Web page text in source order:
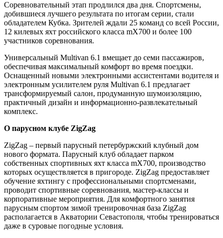
Соревновательный этап продлился два дня. Спортсмены,
добившиеся лучшего результата по итогам серии, стали
обладателем Кубка. Зрителей ждали 25 команд со всей России,
12 килевых яхт российского класса mX700 и более 100
участников соревнования.
Универсальный Multivan 6.1 вмещает до семи пассажиров,
обеспечивая максимальный комфорт во время поездки.
Оснащенный новыми электронными ассистентами водителя и
электронным усилителем руля Multivan 6.1 предлагает
трансформируемый салон, продуманную шумоизоляцию,
практичный дизайн и информационно-развлекательный
комплекс.
О парусном клубе ZigZag
ZigZag – первый парусный петербуржский клубный дом
нового формата. Парусный клуб обладает парком
собственных спортивных яхт класса mX700, производство
которых осуществляется в пригороде. ZigZag предоставляет
обучение яхтингу с профессиональными спортсменами,
проводит спортивные соревнования, мастер-классы и
корпоративные мероприятия. Для комфортного занятия
парусным спортом зимой тренировочная база ZigZag
располагается в Акватории Севастополя, чтобы тренироваться
даже в суровые погодные условия.